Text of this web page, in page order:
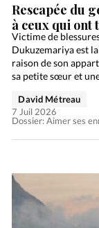
Rescapée du
à ceux qui ont
Victime de
Dukuzemariya est
raison de son
sa petite sœur et
Dossier: Aimer ses
David Métreau
7 Juil 2026